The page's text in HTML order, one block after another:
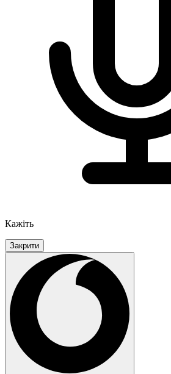
Кажіть
Закрити